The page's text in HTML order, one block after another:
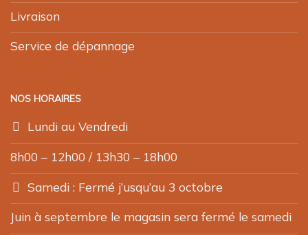
Livraison
Service de dépannage
NOS HORAIRES
Lundi au Vendredi
8h00 – 12h00 / 13h30 – 18h00
Samedi : Fermé j’usqu’au 3 octobre
Juin à septembre le magasin sera fermé le samedi